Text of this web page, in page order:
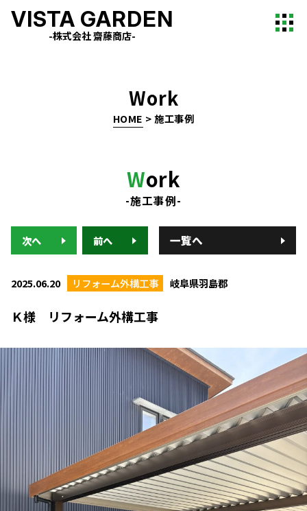
VISTA GARDEN
-株式会社 齋藤商店-
Work
HOME >施工事例
Work
-施工事例-
次へ 前へ 一覧へ
2025.06.20 リフォーム外構工事 岐阜県羽島郡
Ｋ様 リフォーム外構工事